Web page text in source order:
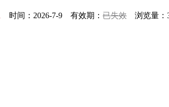
时间：2026-7-9 有效期： 已失效 浏览量：